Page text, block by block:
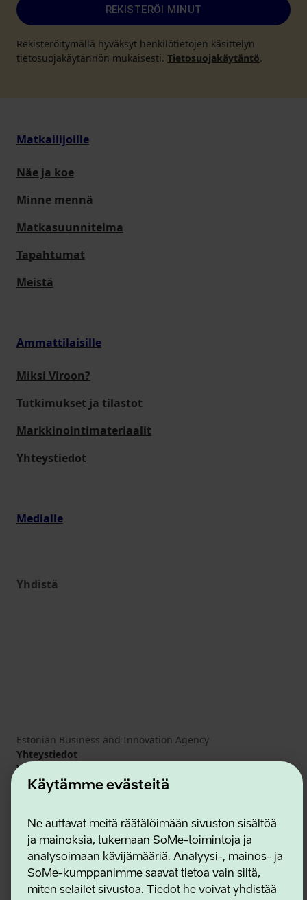
Käytämme evästeitä
Ne auttavat meitä räätälöimään sivuston sisältöä
ja mainoksia, tukemaan SoMe-toimintoja ja
analysoimaan kävijämääriä. Analyysi-, mainos- ja
SoMe-kumppanimme saavat tietoa vain siitä,
miten selailet sivustoa. Tiedot he voivat yhdistää
REKISTERÖI MINUT
Rekisteröitymällä hyväksyt henkilötietojen käsittelyn
tietosuojakäytännön mukaisesti. Tietosuojakäytäntö.
Matkailijoille
Näe ja koe
Minne mennä
Matkasuunnitelma
Tapahtumat
Meistä
Ammattilaisille
Miksi Viroon?
Tutkimukset ja tilastot
Markkinointimateriaalit
Yhteystiedot
Medialle
Yhdistä
Estonian Business and Innovation Agency
Yhteystiedot
Yhteistyökumppanit
Käyttöehdot
Eväste- ja tietosuojakäytäntö